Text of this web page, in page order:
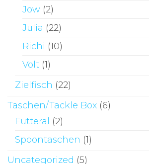
Jow (2)
Julia (22)
Richi (10)
Volt (1)
Zielfisch (22)
Taschen/Tackle Box (6)
Futteral (2)
Spoontaschen (1)
Uncategorized (5)